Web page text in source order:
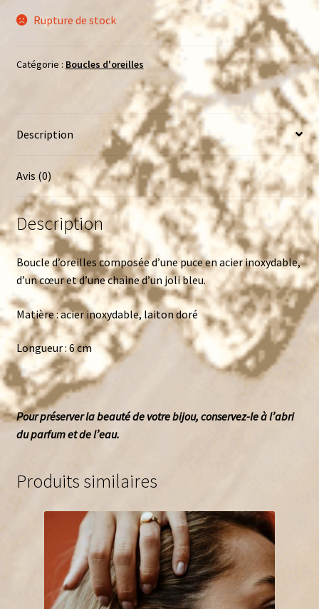
Rupture de stock
Catégorie : Boucles d'oreilles
Description
Avis (0)
Description
Boucle d’oreilles composée d’une puce en acier inoxydable,
d’un cœur et d’une chaine d’un joli bleu.
Matière : acier inoxydable, laiton doré
Longueur : 6 cm
Pour préserver la beauté de votre bijou, conservez-le à l’abri
du parfum et de l’eau.
Produits similaires